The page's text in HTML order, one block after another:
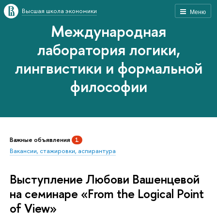
Меню
Высшая школа экономики
Международная
лаборатория логики,
лингвистики и формальной
философии
Важные объявления 1
Вакансии, стажировки, аспирантура
Выступление Любови Вашенцевой
на семинаре «From the Logical Point
of View»